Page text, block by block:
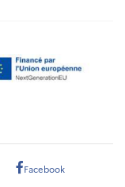
Facebook